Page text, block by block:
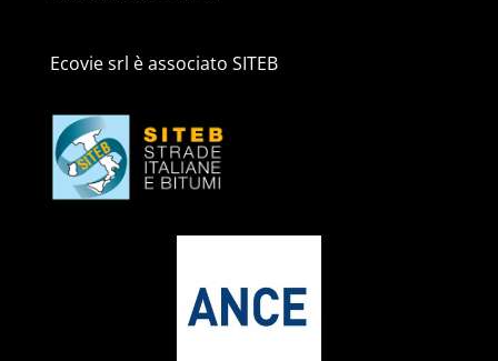
Ecovie srl è associato SITEB